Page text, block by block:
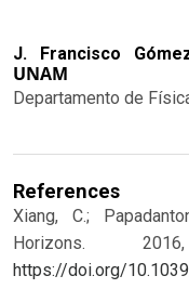
J. Francisco
UNAM
Departamento de
References
Xiang, C.;
Horizons.
https://doi.org/